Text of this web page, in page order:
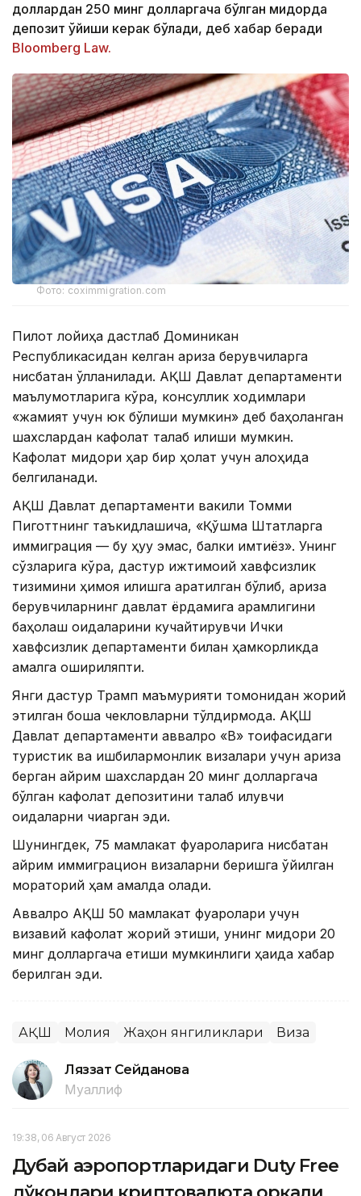
доллардан 250 минг долларгача бўлган миқдорда
депозит қўйиши керак бўлади, деб хабар беради
Bloomberg Law.
Фото: coximmigration.com
Пилот лойиҳа дастлаб Доминикан
Республикасидан келган ариза берувчиларга
нисбатан қўлланилади. АҚШ Давлат департаменти
маълумотларига кўра, консуллик ходимлари
«жамият учун юк бўлиши мумкин» деб баҳоланган
шахслардан кафолат талаб қилиши мумкин.
Кафолат миқдори ҳар бир ҳолат учун алоҳида
белгиланади.
АҚШ Давлат департаменти вакили Томми
Пиготтнинг таъкидлашича, «Қўшма Штатларга
иммиграция — бу ҳуқуқ эмас, балки имтиёз». Унинг
сўзларига кўра, дастур ижтимоий хавфсизлик
тизимини ҳимоя қилишга қаратилган бўлиб, ариза
берувчиларнинг давлат ёрдамига қарамлигини
баҳолаш қоидаларини кучайтирувчи Ички
хавфсизлик департаменти билан ҳамкорликда
амалга ошириляпти.
Янги дастур Трамп маъмурияти томонидан жорий
этилган бошқа чекловларни тўлдирмоқда. АҚШ
Давлат департаменти аввалроқ «B» тоифасидаги
туристик ва ишбилармонлик визалари учун ариза
берган айрим шахслардан 20 минг долларгача
бўлган кафолат депозитини талаб қилувчи
қоидаларни чиқарган эди.
Шунингдек, 75 мамлакат фуқароларига нисбатан
айрим иммиграцион визаларни беришга қўйилган
мораторий ҳам амалда қолади.
Аввалроқ АҚШ 50 мамлакат фуқаролари учун
визавий кафолат жорий этиши, унинг миқдори 20
минг долларгача етиши мумкинлиги ҳақида хабар
берилган эди.
АҚШ Молия Жаҳон янгиликлари Виза
Ляззат Сейданова
Муаллиф
19:38, 06 Август 2026
Дубай аэропортларидаги Duty Free